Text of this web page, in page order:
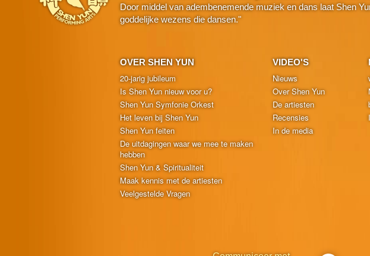
Door middel van adembenemende muziek en dans laat Shen
goddelijke wezens die dansen."
OVER SHEN YUN
20-jarig jubileum
Is Shen Yun nieuw voor u?
Shen Yun Symfonie Orkest
Het leven bij Shen Yun
Shen Yun feiten
De uitdagingen waar we mee te maken
hebben
Shen Yun & Spiritualiteit
Maak kennis met de artiesten
Veelgestelde Vragen
VIDEO'S
Nieuws
Over Shen Yun
De artiesten
Recensies
In de media